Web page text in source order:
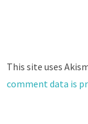
This site uses
comment data is